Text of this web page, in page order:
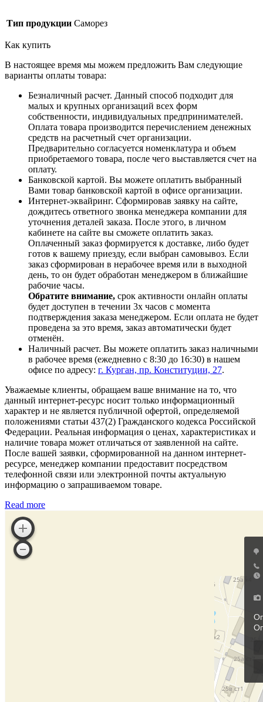
Тип продукции Саморез
Как купить
В настоящее время мы можем предложить Вам следующие
варианты оплаты товара:
Безналичный расчет. Данный способ подходит для
малых и крупных организаций всех форм
собственности, индивидуальных предпринимателей.
Оплата товара производится перечислением денежных
средств на расчетный счет организации.
Предварительно согласуется номенклатура и объем
приобретаемого товара, после чего выставляется счет на
оплату.
Банковской картой. Вы можете оплатить выбранный
Вами товар банковской картой в офисе организации.
Интернет-эквайринг. Сформировав заявку на сайте,
дождитесь ответного звонка менеджера компании для
уточнения деталей заказа. После этого, в личном
кабинете на сайте вы сможете оплатить заказ.
Оплаченный заказ формируется к доставке, либо будет
готов к вашему приезду, если выбран самовывоз. Если
заказ сформирован в нерабочее время или в выходной
день, то он будет обработан менеджером в ближайшие
рабочие часы.
Обратите внимание, срок активности онлайн оплаты
будет доступен в течении 3х часов с момента
подтверждения заказа менеджером. Если оплата не будет
проведена за это время, заказ автоматически будет
отменён.
Наличный расчет. Вы можете оплатить заказ наличными
в рабочее время (ежедневно с 8:30 до 16:30) в нашем
офисе по адресу: г. Курган, пр. Конституции, 27.
Уважаемые клиенты, обращаем ваше внимание на то, что
данный интернет-ресурс носит только информационный
характер и не является публичной офертой, определяемой
положениями статьи 437(2) Гражданского кодекса Российской
Федерации. Реальная информация о ценах, характеристиках и
наличие товара может отличаться от заявленной на сайте.
После вашей заявки, сформированной на данном интернет-
ресурсе, менеджер компании предоставит посредством
телефонной связи или электронной почты актуальную
информацию о запрашиваемом товаре.
Read more